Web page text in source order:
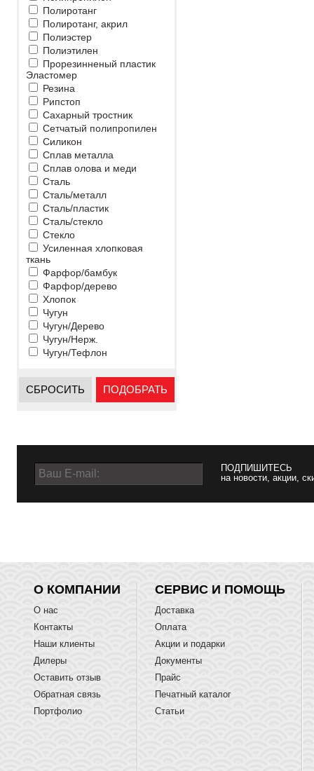
Полиротанг
Полиротанг, акрил
Полиэстер
Полиэтилен
Прорезинненый пластик
Эластомер
Резина
Рипстоп
Сахарный тростник
Сетчатый полипропилен
Силикон
Сплав металла
Сплав олова и меди
Сталь
Сталь/металл
Сталь/пластик
Сталь/стекло
Стекло
Усиленная хлопковая
ткань
Фарфор/бамбук
Фарфор/дерево
Хлопок
Чугун
Чугун/Дерево
Чугун/Нерж.
Чугун/Тефлон
СБРОСИТЬ ПОДОБРАТЬ
ПОДПИШИТЕСЬ
на новости, акции,
О КОМПАНИИ
О нас
Контакты
Наши клиенты
Дилеры
Оставить отзыв
Обратная связь
Портфолио
СЕРВИС И ПОМОЩЬ
Доставка
Оплата
Акции и подарки
Документы
Прайс
Печатный каталог
Статьи